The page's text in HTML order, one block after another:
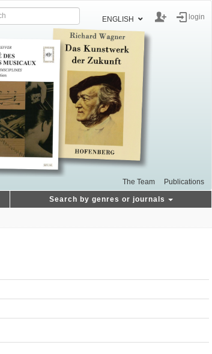
ENGLISH login
The Team Publications
Search by genres or journals